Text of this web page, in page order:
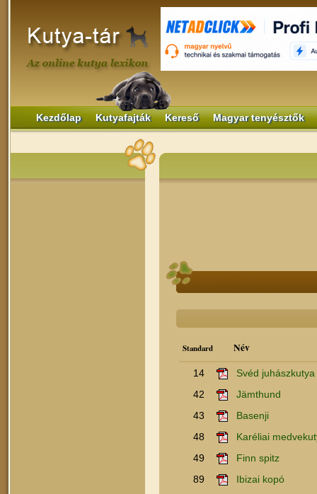
Kezdőlap Kutyafajták Kereső Magyar tenyésztők
Standard Név
14
Svéd juhászkutya
42
Jämthund
43
Basenji
48
Karéliai
49
Finn spitz
89
Ibizai kopó